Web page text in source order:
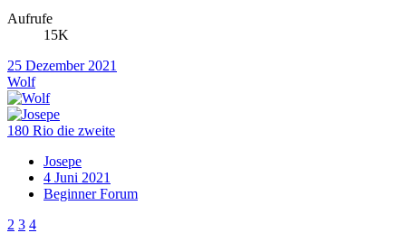
Aufrufe
15K
25 Dezember 2021
Wolf
180 Rio die zweite
Josepe
4 Juni 2021
Beginner Forum
2 3 4